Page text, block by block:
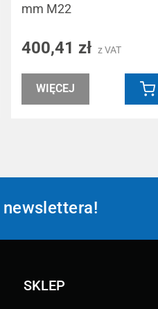
mm M22
400,41 zł z VAT
WIĘCEJ
SKLEP